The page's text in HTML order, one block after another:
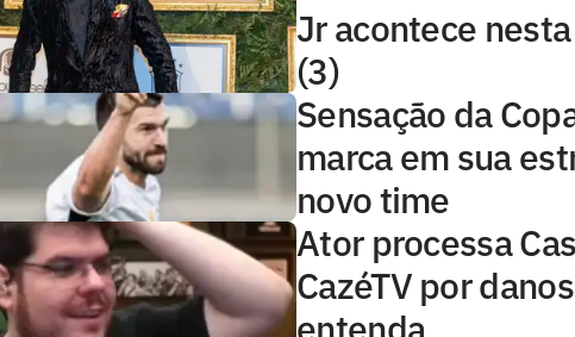
Jr acontece
(3)
Sensação da
marca em sua
novo time
Ator processa
CazéTV por